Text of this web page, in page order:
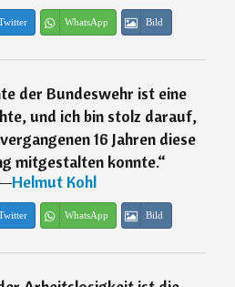
WhatsApp Bild
der Bundeswehr ist eine
und ich bin stolz darauf,
16 Jahren diese
mitgestalten konnte.“
Helmut Kohl
WhatsApp Bild